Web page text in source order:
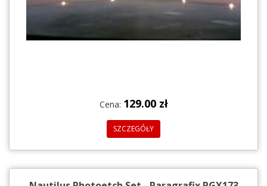
Cena: 129.00 zł
SZCZEGÓŁY